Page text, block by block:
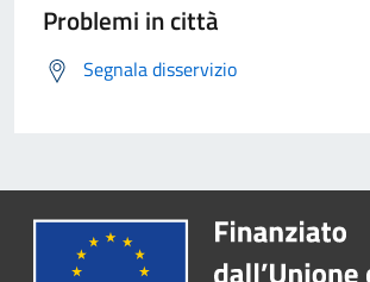
Problemi in città
Segnala disservizio